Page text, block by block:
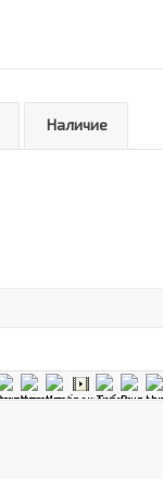
Наличие